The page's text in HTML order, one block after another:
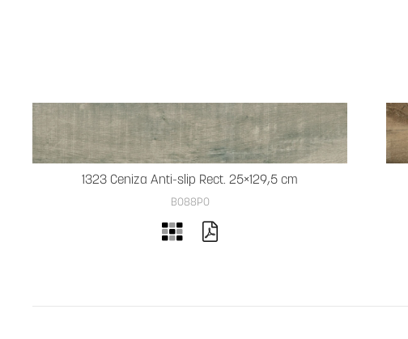
1323 Ceniza Anti-slip Rect. 25×129,5 cm
B088PO